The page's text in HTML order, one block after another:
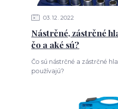
03 12 2022
Nástrčné, zástrčné
čo a aké sú?
Čo sú nástrčné a zástrčné
používajú?